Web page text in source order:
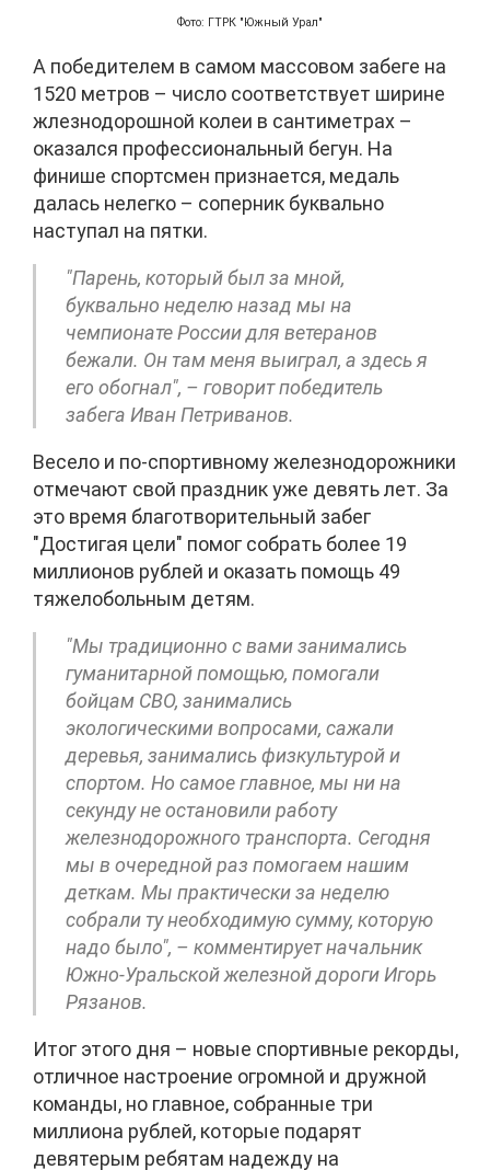
Фото: ГТРК "Южный Урал"
А победителем в самом массовом забеге на
1520 метров – число соответствует ширине
жлезнодорошной колеи в сантиметрах –
оказался профессиональный бегун. На
финише спортсмен признается, медаль
далась нелегко – соперник буквально
наступал на пятки.
"Парень, который был за мной,
буквально неделю назад мы на
чемпионате России для ветеранов
бежали. Он там меня выиграл, а здесь я
его обогнал", – говорит победитель
забега Иван Петриванов.
Весело и по-спортивному железнодорожники
отмечают свой праздник уже девять лет. За
это время благотворительный забег
"Достигая цели" помог собрать более 19
миллионов рублей и оказать помощь 49
тяжелобольным детям.
"Мы традиционно с вами занимались
гуманитарной помощью, помогали
бойцам СВО, занимались
экологическими вопросами, сажали
деревья, занимались физкультурой и
спортом. Но самое главное, мы ни на
секунду не остановили работу
железнодорожного транспорта. Сегодня
мы в очередной раз помогаем нашим
деткам. Мы практически за неделю
собрали ту необходимую сумму, которую
надо было", – комментирует начальник
Южно-Уральской железной дороги Игорь
Рязанов.
Итог этого дня – новые спортивные рекорды,
отличное настроение огромной и дружной
команды, но главное, собранные три
миллиона рублей, которые подарят
девятерым ребятам надежду на